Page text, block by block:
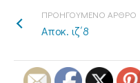
ΠΡΟΗΓΟΥΜΕΝΟ ΑΡΘΡΟ
Αποκ. ιζ΄8